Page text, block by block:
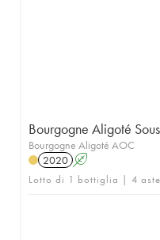
Bourgogne Aligoté
Bourgogne Aligoté AOC
2020 A
Lotto di 1 bottiglia | 4 aste